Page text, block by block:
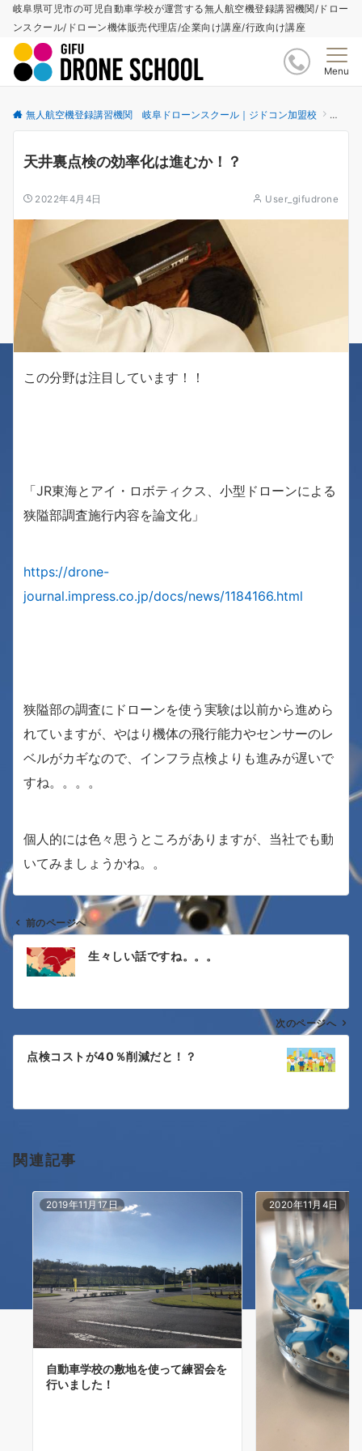
岐阜県可児市の可児自動車学校が運営する無人航空機登録講習機関/ドロー
ンスクール/ドローン機体販売代理店/企業向け講座/行政向け講座
Menu
無人航空機登録講習機関 岐阜ドローンスクール｜ジドコン加盟校 更新
天井裏点検の効率化は進むか！？
2022年4月4日 User_gifudrone
この分野は注目しています！！
「JR東海とアイ・ロボティクス、小型ドローンによる
狭隘部調査施行内容を論文化」
https://drone-
journal.impress.co.jp/docs/news/1184166.html
狭隘部の調査にドローンを使う実験は以前から進めら
れていますが、やはり機体の飛行能力やセンサーのレ
ベルがカギなので、インフラ点検よりも進みが遅いで
すね。。。。
個人的には色々思うところがありますが、当社でも動
いてみましょうかね。。
投
稿
ナ
ビ
ゲ
シ
ン
前のページへ
生々しい話ですね。。。
次のページへ
点検コストが40％削減だと！？
関連記事
2019年11月17日
自動車学校の敷地を使って練習会を
行いました！
2020年11月4日